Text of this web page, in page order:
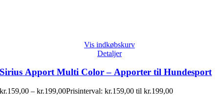
Vis indkøbskurv
Detaljer
Sirius Apport Multi Color – Apporter til Hundesport
kr.159,00 – kr.199,00Prisinterval: kr.159,00 til kr.199,00